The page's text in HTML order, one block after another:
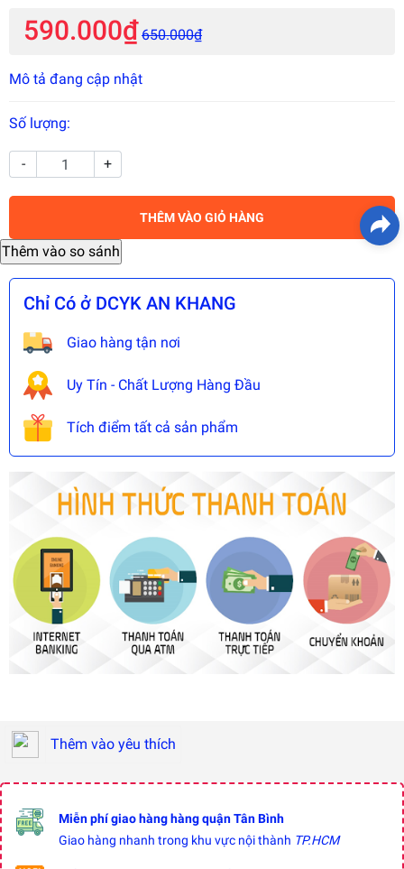
590.000₫ 650.000₫
Mô tả đang cập nhật
Số lượng:
- +
THÊM VÀO GIỎ HÀNG
Chỉ Có ở DCYK AN KHANG
Giao hàng tận nơi
Uy Tín - Chất Lượng Hàng Đầu
Tích điểm tất cả sản phẩm
Thêm vào yêu thích
Miễn phí giao hàng hàng quận Tân Bình
Giao hàng nhanh trong khu vực nội thành TP.HCM